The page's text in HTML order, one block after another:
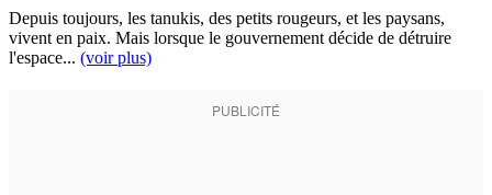
Depuis toujours, les tanukis, des petits rougeurs, et les paysans,
vivent en paix. Mais lorsque le gouvernement décide de détruire
l'espace... (voir plus)